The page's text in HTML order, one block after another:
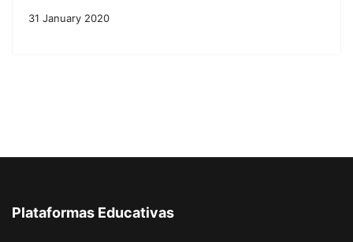
31 January 2020
Plataformas Educativas